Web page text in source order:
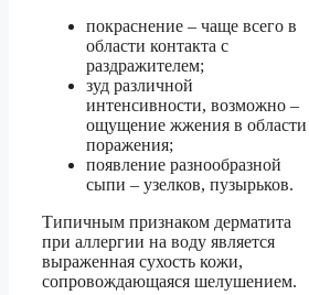
покраснение – чаще всего в
области контакта с
раздражителем;
зуд различной
интенсивности, возможно –
ощущение жжения в области
поражения;
появление разнообразной
сыпи – узелков, пузырьков.
Типичным признаком дерматита
при аллергии на воду является
выраженная сухость кожи,
сопровождающаяся шелушением.